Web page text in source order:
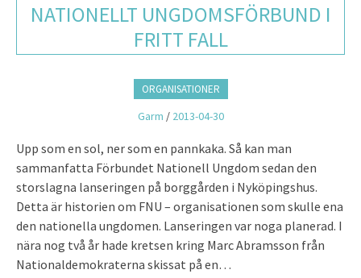
NATIONELLT UNGDOMSFÖRBUND I
FRITT FALL
ORGANISATIONER
Garm / 2013-04-30
Upp som en sol, ner som en pannkaka. Så kan man
sammanfatta Förbundet Nationell Ungdom sedan den
storslagna lanseringen på borggården i Nyköpingshus.
Detta är historien om FNU – organisationen som skulle ena
den nationella ungdomen. Lanseringen var noga planerad. I
nära nog två år hade kretsen kring Marc Abramsson från
Nationaldemokraterna skissat på en…